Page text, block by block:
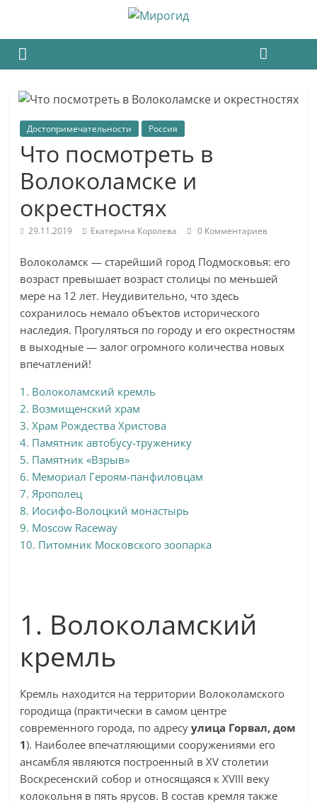
Достопримечательности Россия
Что посмотреть в
Волоколамске и
окрестностях
29.11.2019 Екатерина Королева 0 Комментариев
Волоколамск — старейший город Подмосковья: его
возраст превышает возраст столицы по меньшей
мере на 12 лет. Неудивительно, что здесь
сохранилось немало объектов исторического
наследия. Прогуляться по городу и его окрестностям
в выходные — залог огромного количества новых
впечатлений!
1. Волоколамский кремль
2. Возмищенский храм
3. Храм Рождества Христова
4. Памятник автобусу-труженику
5. Памятник «Взрыв»
6. Мемориал Героям-панфиловцам
7. Ярополец
8. Иосифо-Волоцкий монастырь
9. Moscow Raceway
10. Питомник Московского зоопарка
1. Волоколамский
кремль
Кремль находится на территории Волоколамского
городища (практически в самом центре
современного города, по адресуулица Горвал, дом
1). Наиболее впечатляющими сооружениями его
ансамбля являются построенный в XV столетии
Воскресенский собор и относящаяся к XVIII веку
колокольня в пять ярусов. В состав кремля также